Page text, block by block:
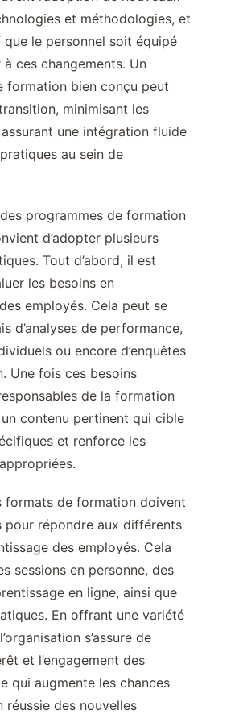
et méthodologies, et
le personnel soit équipé
à ces changements. Un
formation bien conçu peut
minimisant les
une intégration fluide
au sein de
programmes de formation
d’adopter plusieurs
Tout d’abord, il est
les besoins en
employés. Cela peut se
d’analyses de performance,
ou encore d’enquêtes
Une fois ces besoins
de la formation
contenu pertinent qui cible
et renforce les
formats de formation doivent
pour répondre aux différents
des employés. Cela
sessions en personne, des
en ligne, ainsi que
En offrant une variété
s’assure de
et l’engagement des
qui augmente les chances
réussie des nouvelles